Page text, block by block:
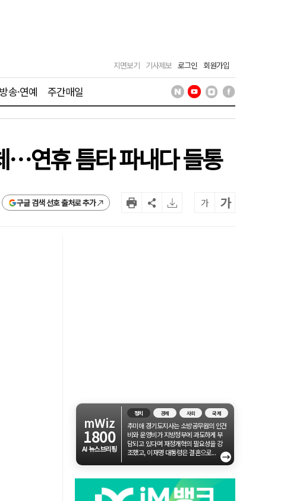
지면보기 기사제보 로그인 회원가입
방송·연예 주간매일
…연휴 틈타 파내다 들통
구글 검색 선호 출처로 추가 가 가
mWiz
1800
AI 뉴스브리핑
정치 경제 사회 국제
추미애 경기도지사는 소방공무원의 인건
비와 운영비가 지방정부에 과도하게 부
담되고 있다며 재정개혁의 필요성을 강
조했고, 이재명 대통령은 결혼으로...
→